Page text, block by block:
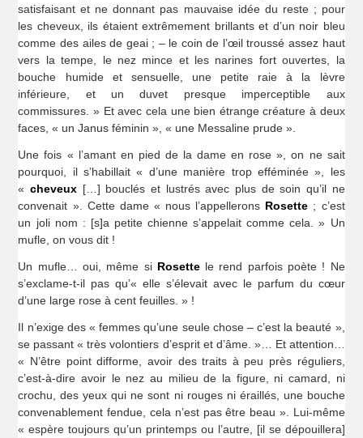
satisfaisant et ne donnant pas mauvaise idée du reste ; pour
les cheveux, ils étaient extrêmement brillants et d’un noir bleu
comme des ailes de geai ; – le coin de l’œil troussé assez haut
vers la tempe, le nez mince et les narines fort ouvertes, la
bouche humide et sensuelle, une petite raie à la lèvre
inférieure, et un duvet presque imperceptible aux
commissures. » Et avec cela une bien étrange créature à deux
faces, « un Janus féminin », « une Messaline prude ».
Une fois « l’amant en pied de la dame en rose », on ne sait
pourquoi, il s’habillait « d’une manière trop efféminée », les
«cheveux […] bouclés et lustrés avec plus de soin qu’il ne
convenait ». Cette dame « nous l’appellerons Rosette ; c’est
un joli nom : [s]a petite chienne s’appelait comme cela. » Un
mufle, on vous dit !
Un mufle… oui, même si Rosettele rend parfois poète ! Ne
s’exclame-t-il pas qu’« elle s’élevait avec le parfum du cœur
d’une large rose à cent feuilles. » !
Il n’exige des « femmes qu’une seule chose – c’est la beauté »,
se passant « très volontiers d’esprit et d’âme. »… Et attention…
« N’être point difforme, avoir des traits à peu près réguliers,
c’est-à-dire avoir le nez au milieu de la figure, ni camard, ni
crochu, des yeux qui ne sont ni rouges ni éraillés, une bouche
convenablement fendue, cela n’est pas être beau ». Lui-même
« espère toujours qu’un printemps ou l’autre, [il se dépouillera]